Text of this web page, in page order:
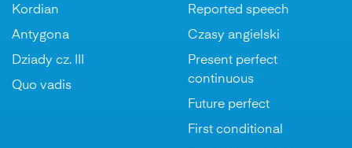
Kordian
Antygona
Dziady cz. III
Quo vadis
Reported speech
Czasy angielski
Present perfect
continuous
Future perfect
First conditional